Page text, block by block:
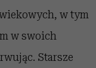
w tym
w swoich
Starsze